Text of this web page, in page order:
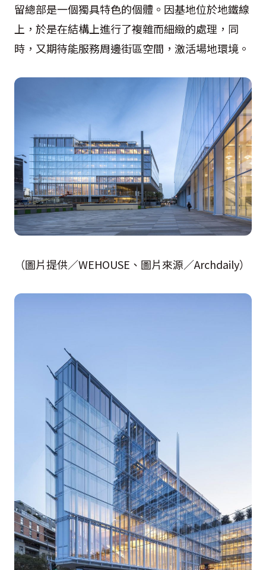
留總部是一個獨具特色的個體。因基地位於地鐵線
上，於是在結構上進行了複雜而細緻的處理，同
時，又期待能服務周邊街區空間，激活場地環境。
（圖片提供／WEHOUSE、圖片來源／Archdaily）